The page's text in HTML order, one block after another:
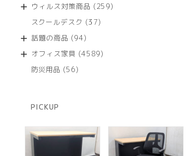
商
ウィルス対策商品 259259
スクールデスク 3737
商
話題の商品 9494
の
オフィス家具 45894589
防災用品 5656
PICKUP